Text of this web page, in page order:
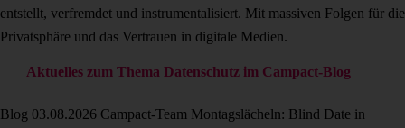
entstellt, verfremdet und instrumentalisiert. Mit massiven Folgen für die
Privatsphäre und das Vertrauen in digitale Medien.
Aktuelles zum Thema Datenschutz im Campact-Blog
Blog 03.08.2026 Campact-Team Montagslächeln: Blind Date in